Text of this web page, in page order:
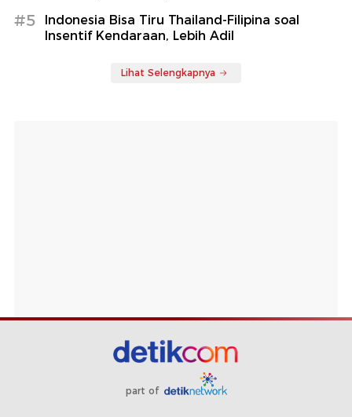
#5
Indonesia Bisa Tiru Thailand-Filipina soal
Insentif Kendaraan, Lebih Adil
Lihat Selengkapnya
part of